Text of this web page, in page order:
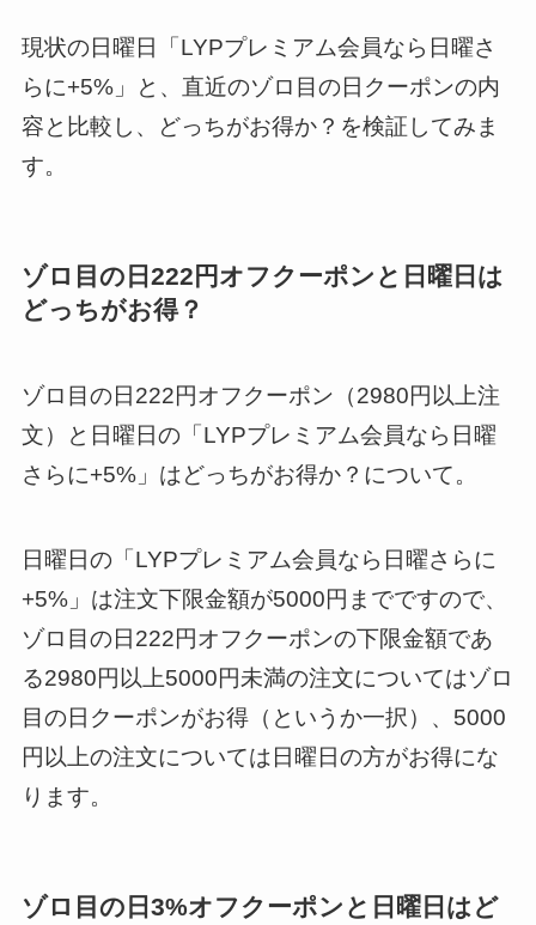
現状の日曜日「LYPプレミアム会員なら日曜さ
らに+5%」と、直近のゾロ目の日クーポンの内
容と比較し、どっちがお得か？を検証してみま
す。
ゾロ目の日222円オフクーポンと日曜日は
どっちがお得？
ゾロ目の日222円オフクーポン（2980円以上注
文）と日曜日の「LYPプレミアム会員なら日曜
さらに+5%」はどっちがお得か？について。
日曜日の「LYPプレミアム会員なら日曜さらに
+5%」は注文下限金額が5000円までですので、
ゾロ目の日222円オフクーポンの下限金額であ
る2980円以上5000円未満の注文についてはゾロ
目の日クーポンがお得（というか一択）、5000
円以上の注文については日曜日の方がお得にな
ります。
ゾロ目の日3%オフクーポンと日曜日はど